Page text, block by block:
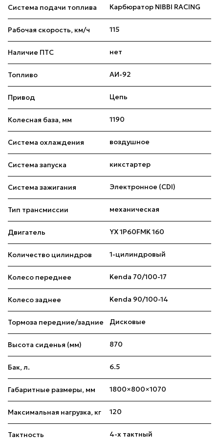
Система подачи топлива Карбюратор NIBBI RACING
Рабочая скорость, км/ч 115
Наличие ПТС нет
Топливо АИ-92
Привод Цепь
Колесная база, мм 1190
Система охлаждения воздушное
Система запуска кикстартер
Система зажигания Электронное (CDI)
Тип трансмиссии механическая
Двигатель YX 1P60FMK 160
Количество цилиндров 1-цилиндровый
Колесо переднее Kenda 70/100-17
Колесо заднее Kenda 90/100-14
Тормоза передние/задние Дисковые
Высота сиденья (мм) 870
Бак, л. 6.5
Габаритные размеры, мм 1800×800×1070
Максимальная нагрузка, кг 120
Тактность 4-х тактный